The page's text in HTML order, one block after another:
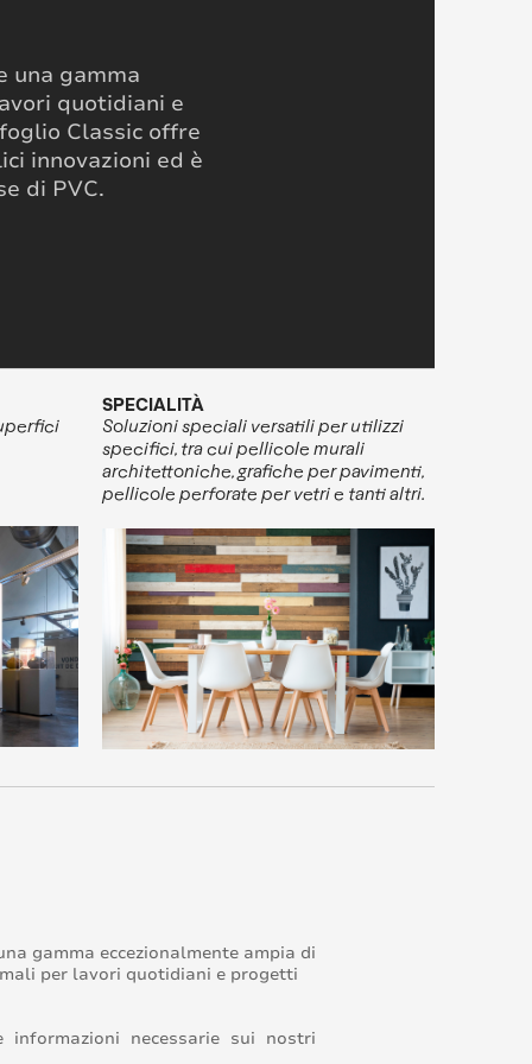
gamma
quotidiani e
Classic offre
innovazioni ed è
di PVC.
SPECIALITÀ
Soluzioni speciali versatili per utilizzi
specifici, tra cui pellicole murali
architettoniche, grafiche per pavimenti,
pellicole perforate per vetri e tanti altri.
gamma eccezionalmente ampia di
per lavori quotidiani e progetti
necessarie sui nostri